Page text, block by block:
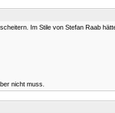
Im Stile von Stefan Raab
nicht muss.